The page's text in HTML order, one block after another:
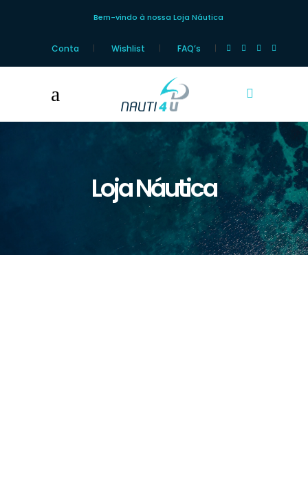
Bem-vindo à nossa Loja Náutica
Conta Wishlist FAQ’s
Loja Náutica